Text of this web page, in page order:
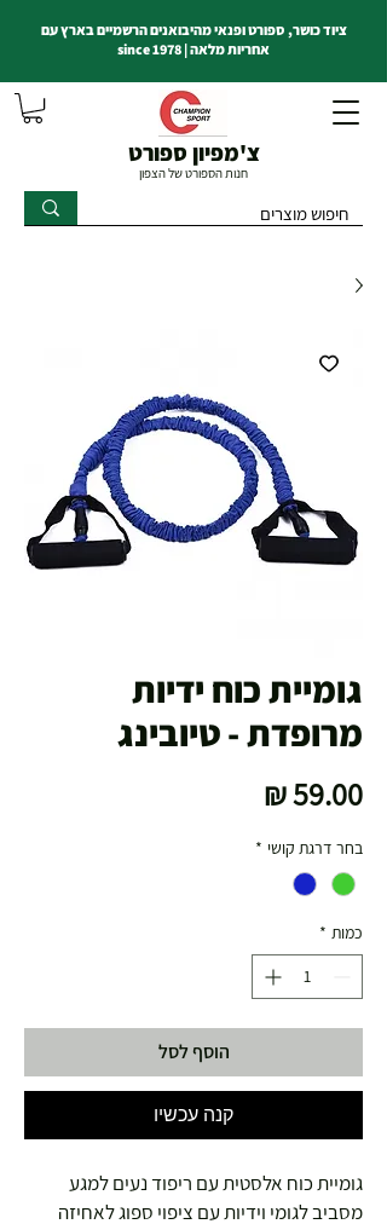
צ'מפיון ספורט
חנות הספורט של הצפון
ציוד כושר, ספורט ופנאי מהיבואנים הרשמיים בארץ עם
אחריות מלאה | since 1978
גומיית כוח ידיות
מרופדת - טיובינג
בחר דרגת קושי *
כמות *
הוסף לסל
קנה עכשיו
גומיית כוח אלסטית עם ריפוד נעים למגע
מסביב לגומי וידיות עם ציפוי ספוג לאחיזה